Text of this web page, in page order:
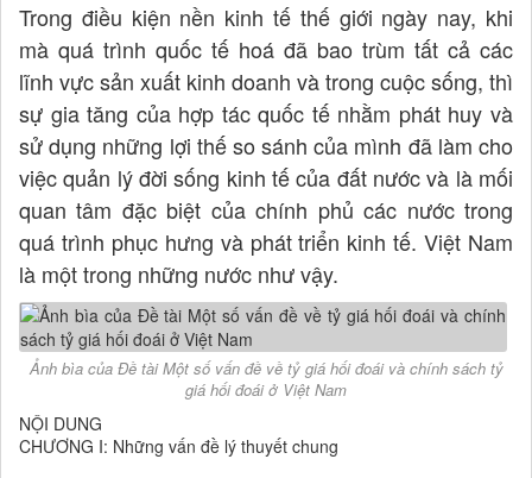
Trong điều kiện nền kinh tế thế giới ngày nay, khi
mà quá trình quốc tế hoá đã bao trùm tất cả các
lĩnh vực sản xuất kinh doanh và trong cuộc sống, thì
sự gia tăng của hợp tác quốc tế nhằm phát huy và
sử dụng những lợi thế so sánh của mình đã làm cho
việc quản lý đời sống kinh tế của đất nước và là mối
quan tâm đặc biệt của chính phủ các nước trong
quá trình phục hưng và phát triển kinh tế. Việt Nam
là một trong những nước như vậy.
Ảnh bìa của Đề tài Một số vấn đề về tỷ giá hối đoái và chính sách tỷ
giá hối đoái ở Việt Nam
NỘI DUNG
CHƯƠNG I: Những vấn đề lý thuyết chung